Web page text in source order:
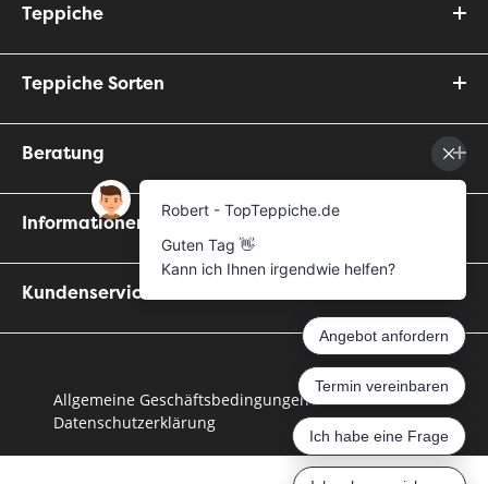
Teppiche
Teppiche Sorten
Beratung
Informationen
Kundenservice
Allgemeine Geschäftsbedingungen
Datenschutzerklärung